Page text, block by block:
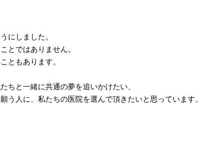
にしました。
とではありません。
ともあります。
ちと一緒に共通の夢を追いかけたい、
う人に、私たちの医院を選んで頂きたいと思っています。